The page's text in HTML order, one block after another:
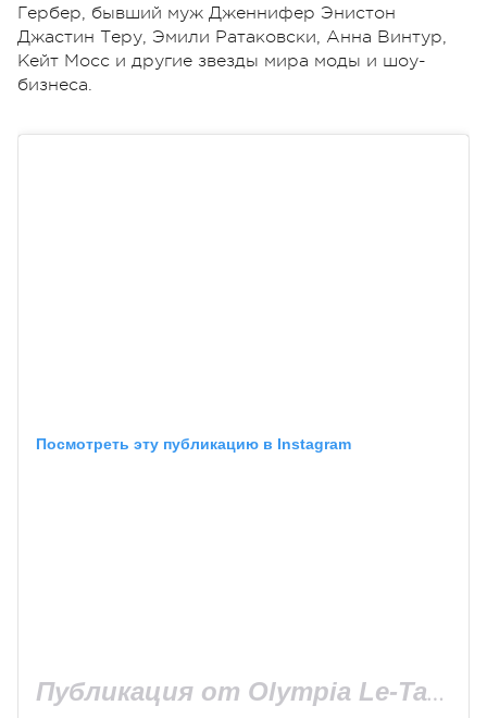
Гербер, бывший муж Дженнифер Энистон
Джастин Теру, Эмили Ратаковски, Анна Винтур,
Кейт Мосс и другие звезды мира моды и шоу-
бизнеса.
Посмотреть эту публикацию в Instagram
Публикация от Olympia Le-Tan (@olympialetan)